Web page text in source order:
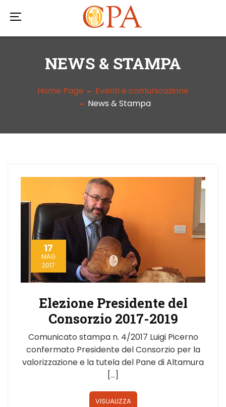
NEWS & STAMPA
Home Page
Eventi e comunicazione
News & Stampa
17
MAG
2017
Elezione Presidente del
Consorzio 2017-2019
Comunicato stampa n. 4/2017 Luigi Picerno
confermato Presidente del Consorzio per la
valorizzazione e la tutela del Pane di Altamura
[…]
VISUALIZZA